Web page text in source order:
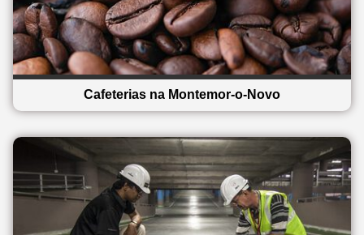
Cafeterias na Montemor-o-Novo